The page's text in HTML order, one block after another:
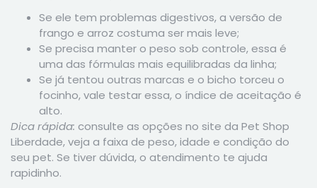
Se ele tem problemas digestivos, a versão de
frango e arroz costuma ser mais leve;
Se precisa manter o peso sob controle, essa é
uma das fórmulas mais equilibradas da linha;
Se já tentou outras marcas e o bicho torceu o
focinho, vale testar essa, o índice de aceitação é
alto.
Dica rápida: consulte as opções no site da Pet Shop
Liberdade, veja a faixa de peso, idade e condição do
seu pet. Se tiver dúvida, o atendimento te ajuda
rapidinho.